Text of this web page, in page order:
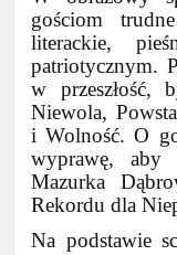
gościom
literackie,
patriotycznym.
w przeszłość,
Niewola,
i Wolność. O
wyprawę, aby
Mazurka
Rekordu dla
Na podstawie